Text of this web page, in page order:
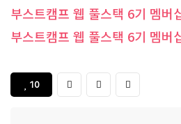
부스트캠프 웹 풀스택 6기 멤버
부스트캠프 웹 풀스택 6기 멤버
10